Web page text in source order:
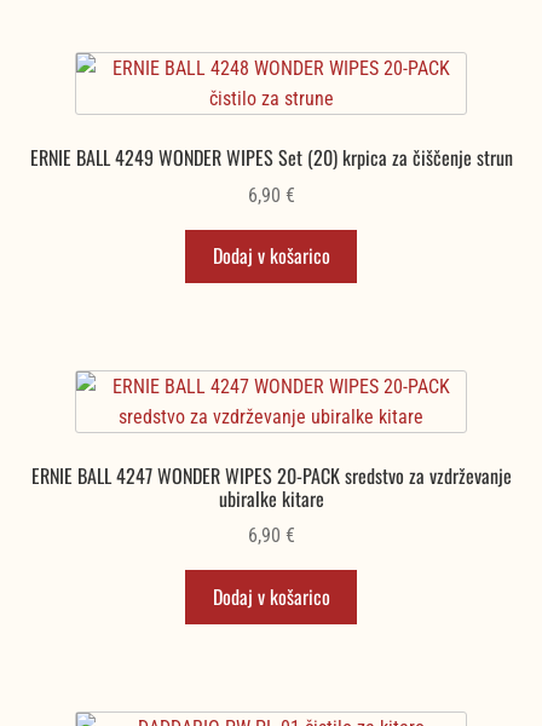
ERNIE BALL 4249 WONDER WIPES Set (20) krpica za čiščenje strun
6,90 €
Dodaj v košarico
ERNIE BALL 4247 WONDER WIPES 20-PACK sredstvo za vzdrževanje
ubiralke kitare
6,90 €
Dodaj v košarico